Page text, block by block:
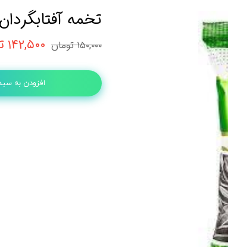
تخمه
۱۵۰,۰۰۰ تومان ۱۴۲,۵۰۰ تومان
افزودن به